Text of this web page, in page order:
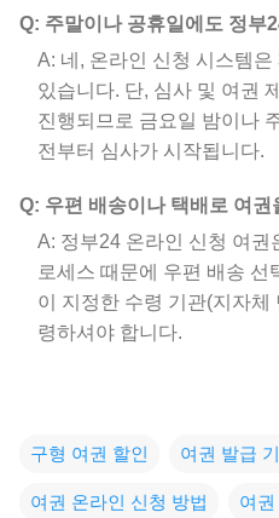
Q: 주말이나 공휴일에도 정부
A: 네, 온라인 신청 시스템
있습니다. 단, 심사 및 여권
진행되므로 금요일 밤이나
전부터 심사가 시작됩니다.
Q: 우편 배송이나 택배로 여
A: 정부24 온라인 신청 여권
로세스 때문에 우편 배송 선
이 지정한 수령 기관(지자체
령하셔야 합니다.
구형 여권 할인 여권 발급
여권 온라인 신청 방법 여